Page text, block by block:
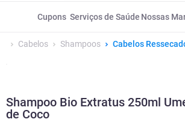
Cupons Serviços de Saúde Nossas
Cabelos Shampoos Cabelos
Shampoo Bio Extratus 250ml
de Coco